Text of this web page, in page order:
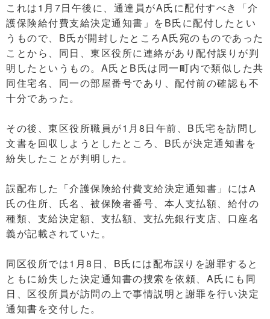
これは1月7日午後に、通達員がA氏に配付すべき「介
護保険給付費支給決定通知書」をB氏に配付したとい
うもので、B氏が開封したところA氏宛のものであった
ことから、同日、東区役所に連絡があり配付誤りが判
明したというもの。A氏とB氏は同一町内で類似した共
同住宅名、同一の部屋番号であり、配付前の確認も不
十分であった。
その後、東区役所職員が1月8日午前、B氏宅を訪問し
文書を回収しようとしたところ、B氏が決定通知書を
紛失したことが判明した。
誤配布した「介護保険給付費支給決定通知書」にはA
氏の住所、氏名、被保険者番号、本人支払額、給付の
種類、支給決定額、支払額、支払先銀行支店、口座名
義が記載されていた。
同区役所では1月8日、B氏には配布誤りを謝罪すると
ともに紛失した決定通知書の捜索を依頼、A氏にも同
日、区役所員が訪問の上で事情説明と謝罪を行い決定
通知書を交付した。